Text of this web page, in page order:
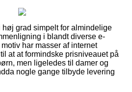
grad simpelt for almindelige
i blandt diverse e-
har masser af internet
at at formindske prisniveauet på
men ligeledes til damer og
nogle gange tilbyde levering